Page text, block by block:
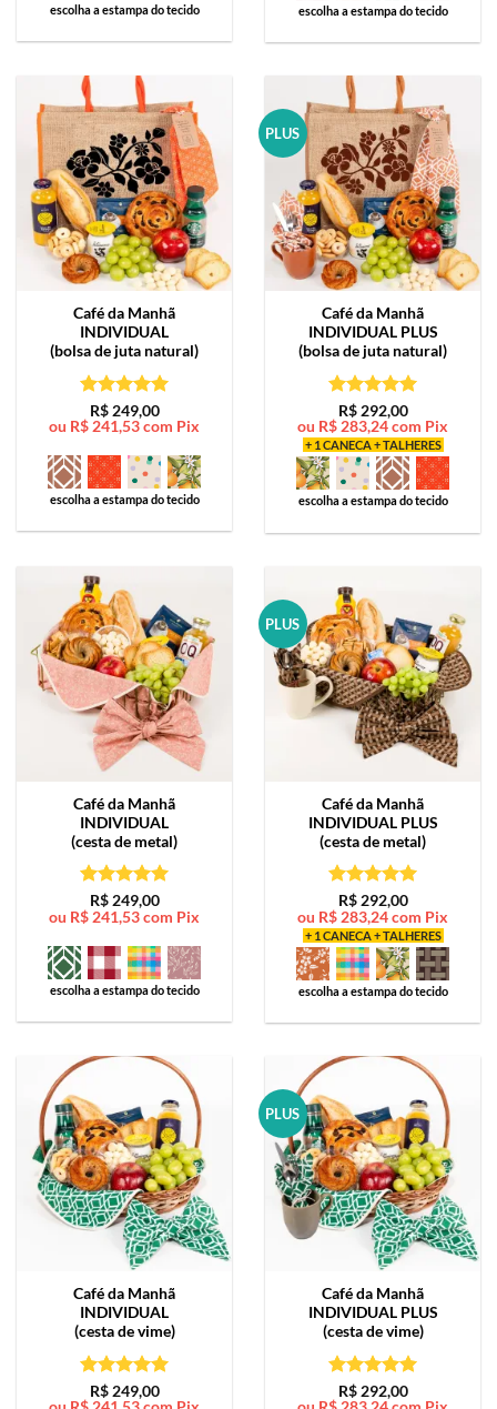
escolha a estampa do tecido escolha a estampa do tecido
Café da Manhã
INDIVIDUAL
(bolsa de juta natural)
Avaliação5
de 5
R$249,00
ou R$ 241,53com Pix
escolha a estampa do tecido
PLUS
Café da Manhã
INDIVIDUAL PLUS
(bolsa de juta natural)
Avaliação5
de 5
R$292,00
ou R$ 283,24com Pix
+ 1 CANECA + TALHERES
escolha a estampa do tecido
Café da Manhã
INDIVIDUAL
(cesta de metal)
Avaliação5
de 5
R$249,00
ou R$ 241,53com Pix
escolha a estampa do tecido
PLUS
Café da Manhã
INDIVIDUAL PLUS
(cesta de metal)
Avaliação5
de 5
R$292,00
ou R$ 283,24com Pix
+ 1 CANECA + TALHERES
escolha a estampa do tecido
Café da Manhã
INDIVIDUAL
(cesta de vime)
Avaliação5
R$249,00
PLUS
Café da Manhã
INDIVIDUAL PLUS
(cesta de vime)
Avaliação5
R$292,00